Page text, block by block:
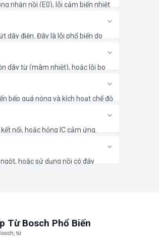
nhận nồi (E0), lỗi cảm biến nhiệt
cần thợ có chuyên môn để chẩn
dây điện. Đây là lỗi phổ biến do
và sửa chữa bo mạch để đảm
dây từ (mâm nhiệt), hoặc lỗi bo
kiểm tra và thay thế linh kiện bởi
bếp quá nóng và kích hoạt chế độ
vẫn bị, cần thợ kiểm tra quạt và
nối, hoặc hỏng IC cảm ứng.
hoặc sử dụng nồi có đáy
Từ Bosch Phổ Biến
từ